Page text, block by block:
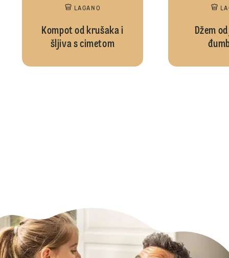
LAGANO
Kompot od krušaka i
šljiva s cimetom
Džem